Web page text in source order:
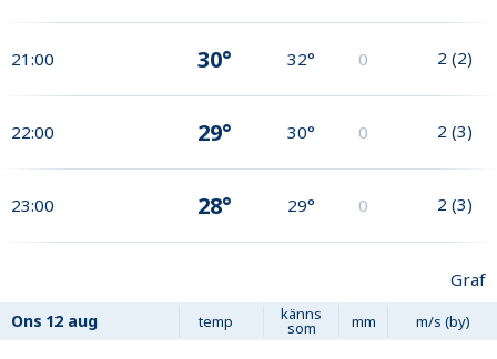
21:00 30° 32° 0 2 (2)
22:00 29° 30° 0 2 (3)
23:00 28° 29° 0 2 (3)
Graf
Ons 12 aug temp känns
som mm m/s (by)